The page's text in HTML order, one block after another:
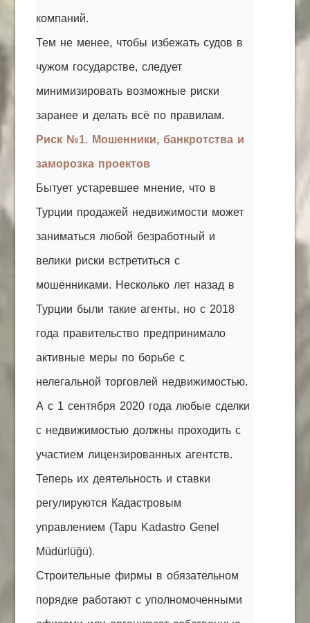
компаний.
Тем не менее, чтобы избежать судов в
чужом государстве, следует
минимизировать возможные риски
заранее и делать всё по правилам.
Риск №1. Мошенники, банкротства и
заморозка проектов
Бытует устаревшее мнение, что в
Турции продажей недвижимости может
заниматься любой безработный и
велики риски встретиться с
мошенниками. Несколько лет назад в
Турции были такие агенты, но с 2018
года правительство предпринимало
активные меры по борьбе с
нелегальной торговлей недвижимостью.
А с 1 сентября 2020 года любые сделки
с недвижимостью должны проходить с
участием лицензированных агентств.
Теперь их деятельность и ставки
регулируются Кадастровым
управлением (Tapu Kadastro Genel
Müdürlüğü).
Строительные фирмы в обязательном
порядке работают с уполномоченными